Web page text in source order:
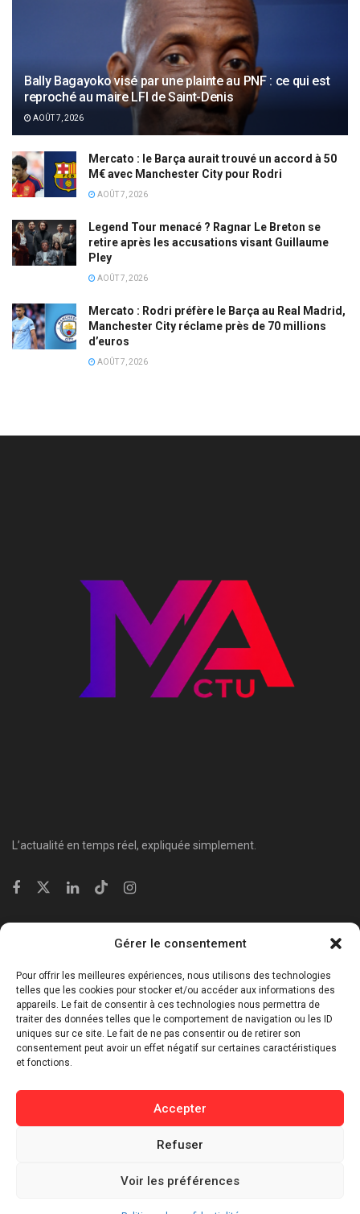
Gérer le consentement
Pour offrir les meilleures expériences, nous utilisons des technologies
telles que les cookies pour stocker et/ou accéder aux informations des
appareils. Le fait de consentir à ces technologies nous permettra de
traiter des données telles que le comportement de navigation ou les ID
uniques sur ce site. Le fait de ne pas consentir ou de retirer son
consentement peut avoir un effet négatif sur certaines caractéristiques
et fonctions.
Accepter
Refuser
Voir les préférences
Bally Bagayoko visé par une plainte au PNF : ce qui est
reproché au maire LFI de Saint-Denis
AOÛT 7, 2026
Mercato : le Barça aurait trouvé un accord à 50
M€ avec Manchester City pour Rodri
AOÛT 7, 2026
Legend Tour menacé ? Ragnar Le Breton se
retire après les accusations visant Guillaume
Pley
AOÛT 7, 2026
Mercato : Rodri préfère le Barça au Real Madrid,
Manchester City réclame près de 70 millions
d’euros
AOÛT 7, 2026
L’actualité en temps réel, expliquée simplement.
Économie & Business
⁠Culture & Divertissement
⁠Tech & Innovation
Sport
Buzz / Insolite
Informations